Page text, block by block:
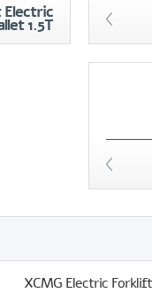
Electric
1.5T